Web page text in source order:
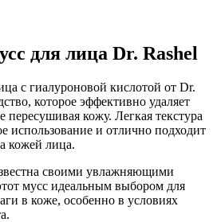
для лица Dr. Rashel
с гиалуроновой кислотой от Dr.
которое эффективно удаляет
пересушивая кожу. Легкая текстура
использование и отлично подходит
кожей лица.
своими увлажняющими
мусс идеальным выбором для
в коже, особенно в условиях